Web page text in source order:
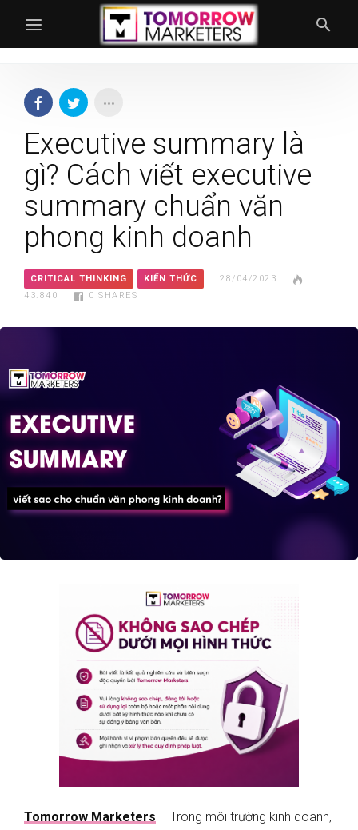
Executive summary là
gì? Cách viết executive
summary chuẩn văn
phong kinh doanh
CRITICAL THINKING KIẾN THỨC
28/04/2023
43.840
0 SHARES
Tomorrow Marketers – Trong môi trường kinh doanh,